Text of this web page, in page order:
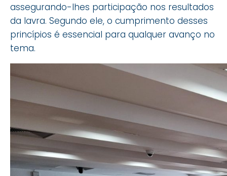
assegurando-lhes participação nos resultados
da lavra. Segundo ele, o cumprimento desses
princípios é essencial para qualquer avanço no
tema.